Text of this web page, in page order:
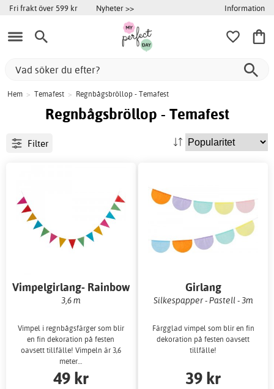
Fri frakt över 599 kr Nyheter >> Information
Hem > Temafest > Regnbågsbröllop - Temafest
Regnbågsbröllop - Temafest
Filter
Vimpelgirlang- Rainbow
3,6 m
Vimpel i regnbågsfärger som blir
en fin dekoration på festen
oavsett tillfälle! Vimpeln är 3,6
meter…
49 kr
Girlang
Silkespapper - Pastell - 3m
Färgglad vimpel som blir en fin
dekoration på festen oavsett
tillfälle!
39 kr